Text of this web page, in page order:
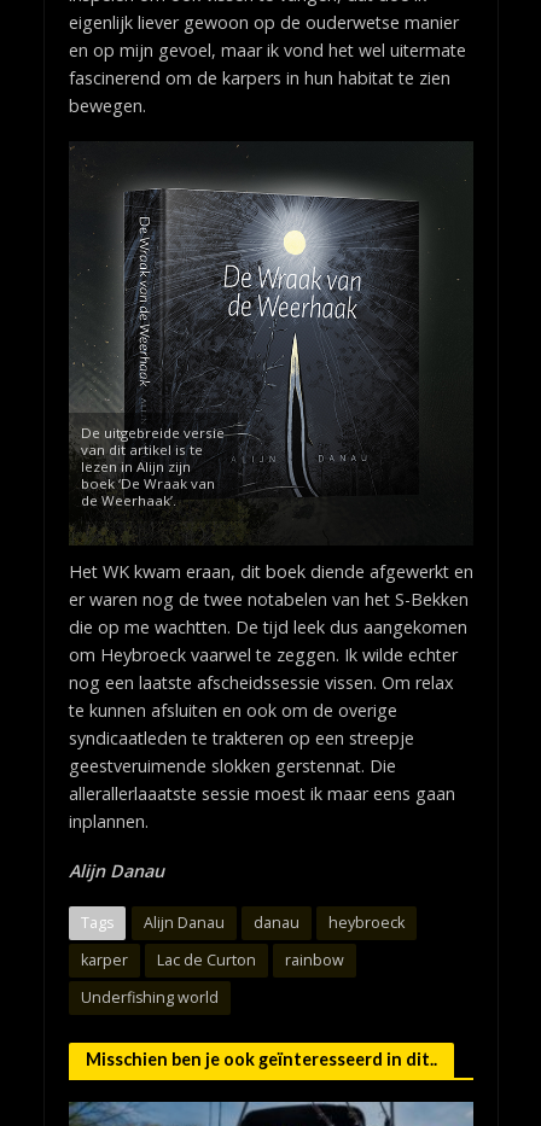
eigenlijk liever gewoon op de ouderwetse manier
en op mijn gevoel, maar ik vond het wel uitermate
fascinerend om de karpers in hun habitat te zien
bewegen.
De uitgebreide versie
van dit artikel is te
lezen in Alijn zijn
boek ‘De Wraak van
de Weerhaak’.
Het WK kwam eraan, dit boek diende afgewerkt en
er waren nog de twee notabelen van het S-Bekken
die op me wachtten. De tijd leek dus aangekomen
om Heybroeck vaarwel te zeggen. Ik wilde echter
nog een laatste afscheidssessie vissen. Om relax
te kunnen afsluiten en ook om de overige
syndicaatleden te trakteren op een streepje
geestveruimende slokken gerstennat. Die
allerallerlaaatste sessie moest ik maar eens gaan
inplannen.
Alijn Danau
Tags Alijn Danau danau
heybroeck
karper
Lac de Curton
rainbow
Underfishing world
Misschien ben je ook geïnteresseerd in dit..